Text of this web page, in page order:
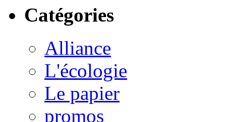
Catégories
Alliance
L'écologie
Le papier
promos